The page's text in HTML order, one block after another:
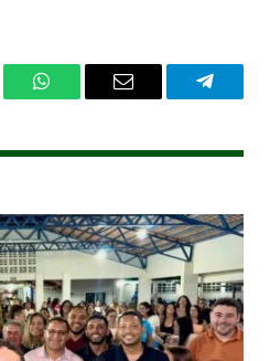
WhatsAppEmail Telegram